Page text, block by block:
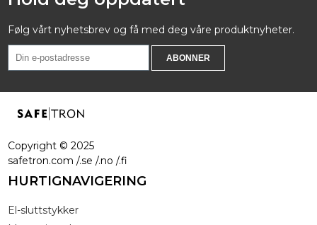
Følg vårt nyhetsbrev og få med deg våre produktnyheter.
Copyright ©2025
safetron.com /.se /.no /.fi
HURTIGNAVIGERING
El-sluttstykker